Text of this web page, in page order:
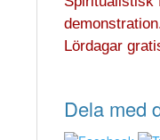
Lördagar
Dela med